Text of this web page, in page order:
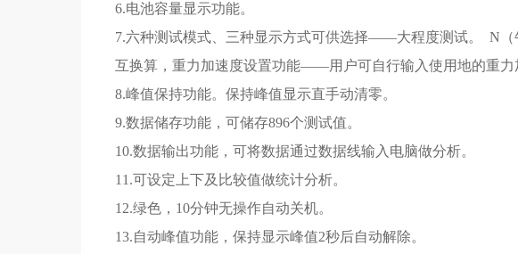
6.电池容量显示功能。
7.六种测试模式、三种显示方式可供选择——大程度测试。 N（
互换算，重力加速度设置功能——用户可自行输入使用地的重力
8.峰值保持功能。保持峰值显示直手动清零。
9.数据储存功能，可储存896个测试值。
10.数据输出功能，可将数据通过数据线输入电脑做分析。
11.可设定上下及比较值做统计分析。
12.绿色，10分钟无操作自动关机。
13.自动峰值功能，保持显示峰值2秒后自动解除。